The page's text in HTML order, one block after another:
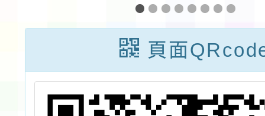
時機或多元媒體
協助推廣，請查
照。
上-米
系列
節慶
上竹
頁面